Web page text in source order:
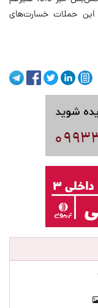
حملات خسارت‌های